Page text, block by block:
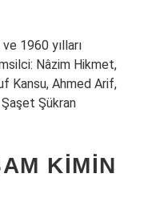
1960 yılları
Nâzim Hikmet,
Kansu, Ahmed Arif,
Şükran
KIMIN